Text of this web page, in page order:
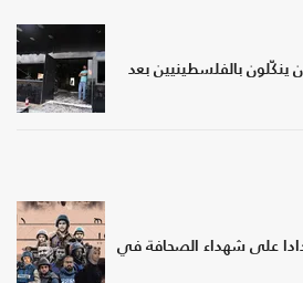
بالفلسطينيين بعد
حدادا على شهداء الصحافة في